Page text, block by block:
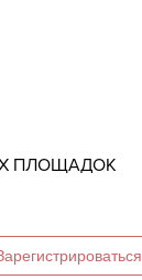
ПЛОЩАДОК